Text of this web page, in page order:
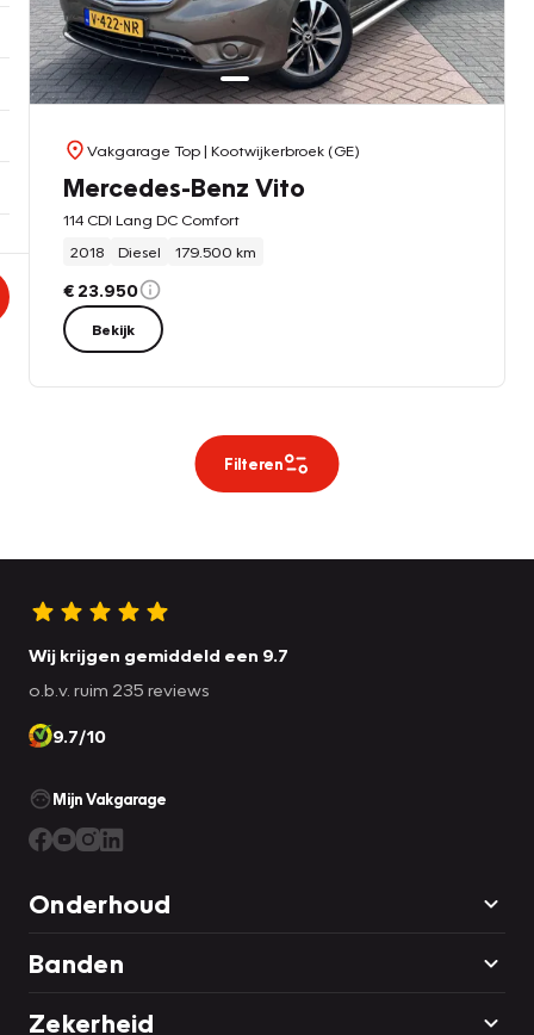
Vakgarage Top| Kootwijkerbroek (GE)
Mercedes-Benz Vito
114 CDI Lang DC Comfort
2018
Diesel 179.500 km
€ 23.950
Bekijk
Filteren
Wij krijgen gemiddeld een 9.7
o.b.v. ruim 235 reviews
9.7/10
Mijn Vakgarage
Onderhoud
Banden
Zekerheid